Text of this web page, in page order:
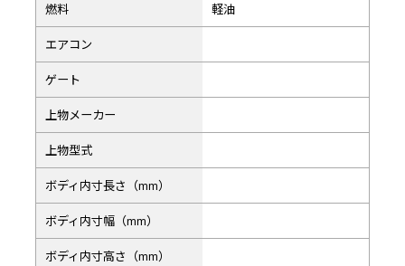
燃料 軽油
エアコン
ゲート
上物メーカー
上物型式
ボディ内寸長さ（mm）
ボディ内寸幅（mm）
ボディ内寸高さ（mm）